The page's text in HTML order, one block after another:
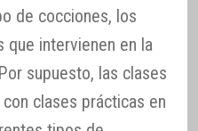
de cocciones, los
intervienen en la
supuesto, las clases
clases prácticas en